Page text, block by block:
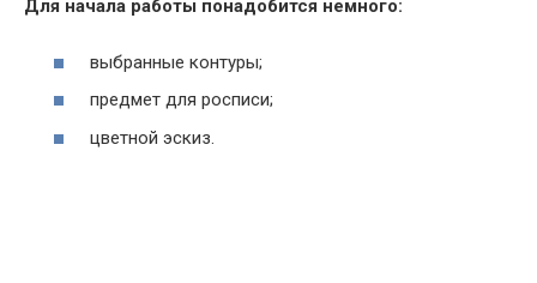
Для начала работы понадобится немного:
выбранные контуры;
предмет для росписи;
цветной эскиз.